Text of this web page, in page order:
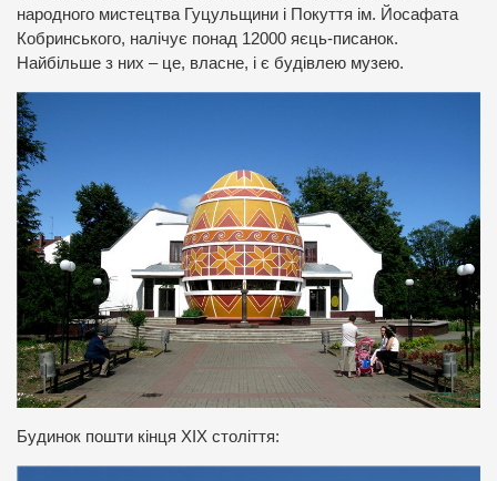
народного мистецтва Гуцульщини і Покуття ім. Йосафата
Кобринського, налічує понад 12000 яєць-писанок.
Найбільше з них – це, власне, і є будівлею музею.
Будинок пошти кінця ХІХ століття: